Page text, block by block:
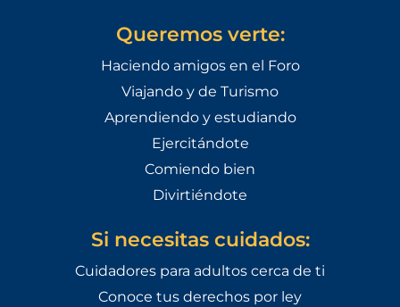
Queremos verte:
Haciendo amigos en el Foro
Viajando y de Turismo
Aprendiendo y estudiando
Ejercitándote
Comiendo bien
Divirtiéndote
Si necesitas cuidados:
Cuidadores para adultos cerca de ti
Conoce tus derechos por ley